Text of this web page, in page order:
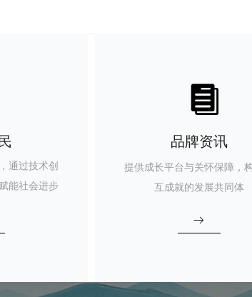
通过技术创
能社会进步
品牌资讯
提供成长平台与关怀保障，
互成就的发展共同体
ꁹ
뀴